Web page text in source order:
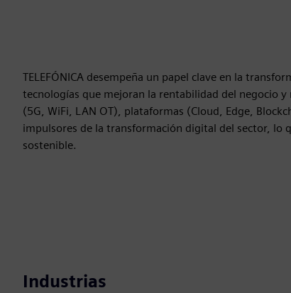
TELEFÓNICA desempeña un papel clave en la
tecnologías que mejoran la rentabilidad del negocio
(5G, WiFi, LAN OT), plataformas (Cloud, Edge,
impulsores de la transformación digital del sector, lo
sostenible.
Industrias